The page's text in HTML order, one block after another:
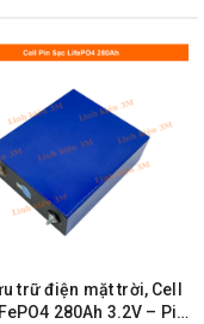
trữ điện mặt trời, Cell
280Ah 3.2V – Pin